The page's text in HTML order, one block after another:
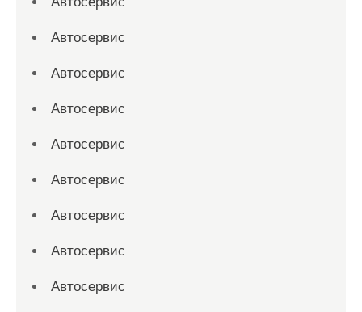
Автосервис
Автосервис
Автосервис
Автосервис
Автосервис
Автосервис
Автосервис
Автосервис